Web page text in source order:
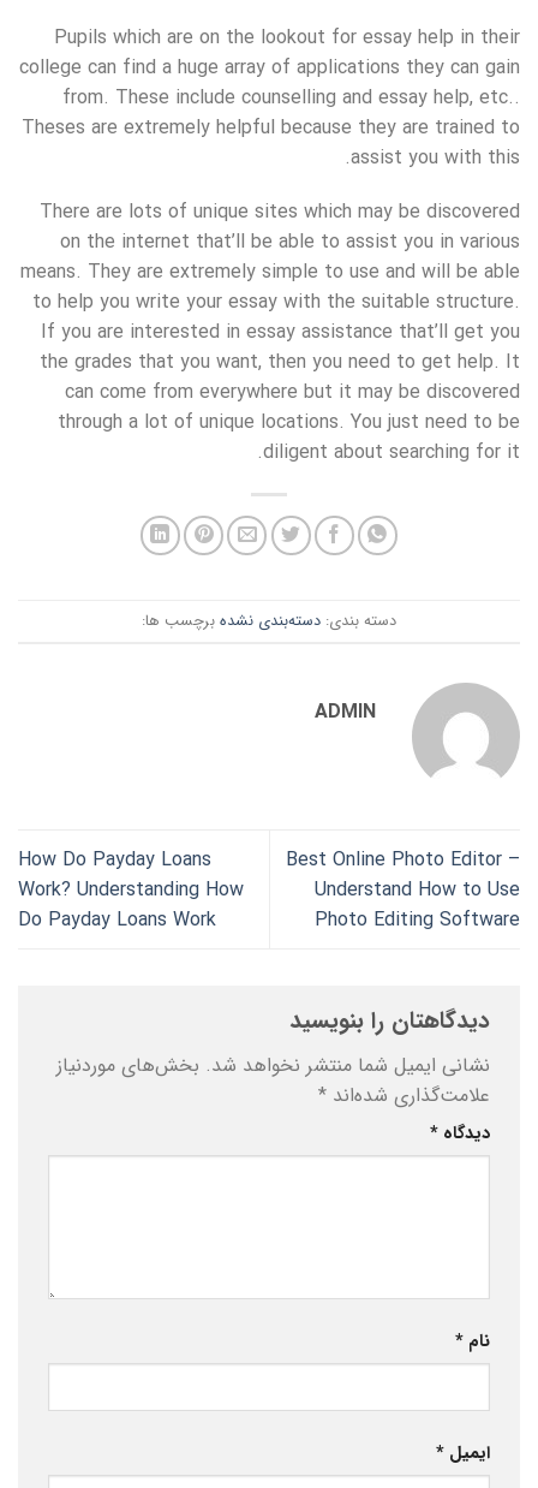
Pupils which are on the lookout for essay help in their
college can find a huge array of applications they can gain
from. These include counselling and essay help, etc..
Theses are extremely helpful because they are trained to
assist you with this.
There are lots of unique sites which may be discovered
on the internet that’ll be able to assist you in various
means. They are extremely simple to use and will be able
to help you write your essay with the suitable structure.
If you are interested in essay assistance that’ll get you
the grades that you want, then you need to get help. It
can come from everywhere but it may be discovered
through a lot of unique locations. You just need to be
diligent about searching for it.
دسته بندی: دسته‌بندی نشده برچسب ها:
ADMIN
Best Online Photo Editor –
Understand How to Use
Photo Editing Software
How Do Payday Loans
Work? Understanding How
Do Payday Loans Work
دیدگاهتان را بنویسید
نشانی ایمیل شما منتشر نخواهد شد. بخش‌های موردنیاز
علامت‌گذاری شده‌اند *
دیدگاه *
نام *
ایمیل *